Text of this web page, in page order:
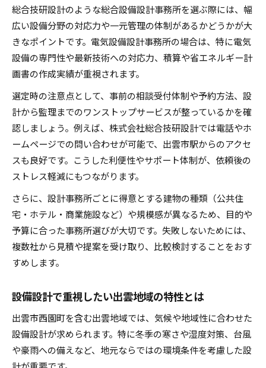
総合技研設計のような総合設備設計事務所を選ぶ際には、幅
広い設備分野の対応力や一元管理の体制があるかどうかが大
きなポイントです。電気設備設計事務所の場合は、特に電気
設備の専門性や最新技術への対応力、積算や省エネルギー計
画書の作成実績が重視されます。
選定時の注意点として、事前の相談受付体制や予約方法、設
計から監理までのワンストップサービスが整っているかを確
認しましょう。例えば、株式会社総合技研設計では電話やホ
ームページでの問い合わせが可能で、出雲市駅からのアクセ
スも良好です。こうした利便性やサポート体制が、依頼後の
ストレス軽減にもつながります。
さらに、設計事務所ごとに得意とする建物の種類（公共住
宅・ホテル・商業施設など）や規模感が異なるため、目的や
予算に合った事務所選びが大切です。失敗しないためには、
複数社から見積や提案を受け取り、比較検討することをおす
すめします。
設備設計で重視したい出雲地域の特性とは
出雲市西園町を含む出雲地域では、気候や地域性に合わせた
設備設計が求められます。特に冬季の寒さや湿度対策、台風
や豪雨への備えなど、地元ならではの環境条件を考慮した設